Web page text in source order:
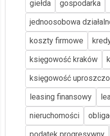
giełda
gospodarka
jednoosobowa
koszty firmowe
księgowość kraków
księgowość
leasing finansowy
nieruchomości
podatek progresywny